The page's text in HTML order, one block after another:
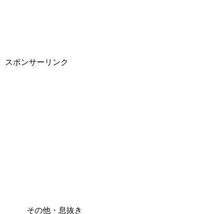
スポンサーリンク
その他・息抜き